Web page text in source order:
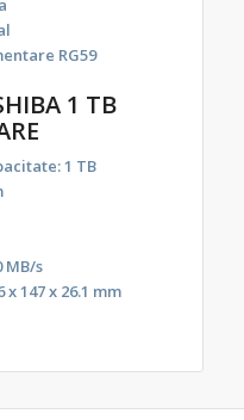
RG59
1 TB
1 TB
MB/s
x 147 x 26.1 mm